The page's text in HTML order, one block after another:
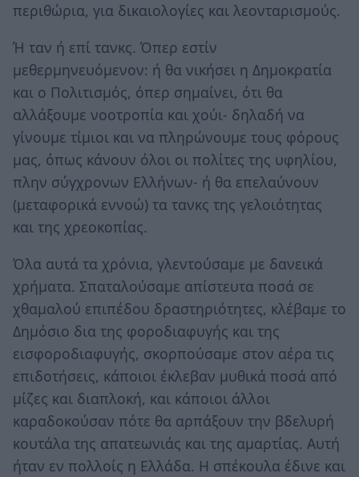
περιθώρια, για δικαιολογίες και λεονταρισμούς.
Ή ταν ή επί τανκς. Όπερ εστίν
μεθερμηνευόμενον: ή θα νικήσει η Δημοκρατία
και ο Πολιτισμός, όπερ σημαίνει, ότι θα
αλλάξουμε νοοτροπία και χούι- δηλαδή να
γίνουμε τίμιοι και να πληρώνουμε τους φόρους
μας, όπως κάνουν όλοι οι πολίτες της υφηλίου,
πλην σύγχρονων Ελλήνων- ή θα επελαύνουν
(μεταφορικά εννοώ) τα τανκς της γελοιότητας
και της χρεοκοπίας.
Όλα αυτά τα χρόνια, γλεντούσαμε με δανεικά
χρήματα. Σπαταλούσαμε απίστευτα ποσά σε
χθαμαλού επιπέδου δραστηριότητες, κλέβαμε το
Δημόσιο δια της φοροδιαφυγής και της
εισφοροδιαφυγής, σκορπούσαμε στον αέρα τις
επιδοτήσεις, κάποιοι έκλεβαν μυθικά ποσά από
μίζες και διαπλοκή, και κάποιοι άλλοι
καραδοκούσαν πότε θα αρπάξουν την βδελυρή
κουτάλα της απατεωνιάς και της αμαρτίας. Αυτή
ήταν εν πολλοίς η Ελλάδα. Η σπέκουλα έδινε και